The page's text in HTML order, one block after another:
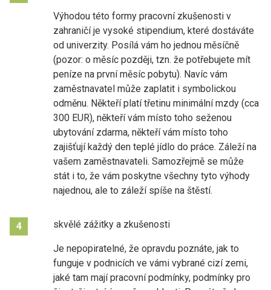
Výhodou této formy pracovní zkušenosti v
zahraničí je vysoké stipendium, které dostáváte
od univerzity. Posílá vám ho jednou měsíčně
(pozor: o měsíc později, tzn. že potřebujete mít
peníze na první měsíc pobytu). Navíc vám
zaměstnavatel může zaplatit i symbolickou
odměnu. Někteří platí třetinu minimální mzdy (cca
300 EUR), někteří vám místo toho seženou
ubytování zdarma, někteří vám místo toho
zajišťují každý den teplé jídlo do práce. Záleží na
vašem zaměstnavateli. Samozřejmě se může
stát i to, že vám poskytne všechny tyto výhody
najednou, ale to záleží spíše na štěstí.
4 skvělé zážitky a zkušenosti
Je nepopiratelné, že opravdu poznáte, jak to
funguje v podnicích ve vámi vybrané cizí zemi,
jaké tam mají pracovní podmínky, podmínky pro